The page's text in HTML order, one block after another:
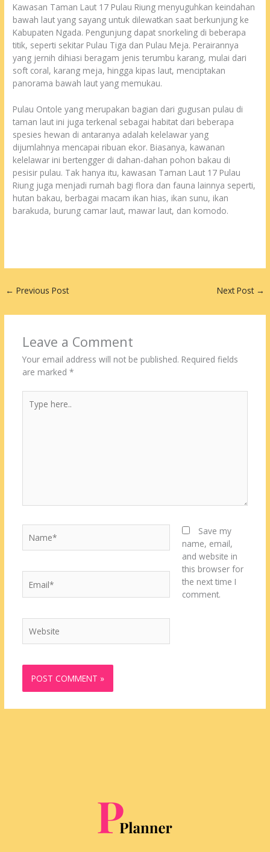
Kawasan Taman Laut 17 Pulau Riung menyuguhkan keindahan
bawah laut yang sayang untuk dilewatkan saat berkunjung ke
Kabupaten Ngada. Pengunjung dapat snorkeling di beberapa
titik, seperti sekitar Pulau Tiga dan Pulau Meja. Perairannya
yang jernih dihiasi beragam jenis terumbu karang, mulai dari
soft coral, karang meja, hingga kipas laut, menciptakan
panorama bawah laut yang memukau.
Pulau Ontole yang merupakan bagian dari gugusan pulau di
taman laut ini juga terkenal sebagai habitat dari beberapa
spesies hewan di antaranya adalah kelelawar yang
dijumlahnya mencapai ribuan ekor. Biasanya, kawanan
kelelawar ini bertengger di dahan-dahan pohon bakau di
pesisir pulau. Tak hanya itu, kawasan Taman Laut 17 Pulau
Riung juga menjadi rumah bagi flora dan fauna lainnya seperti,
hutan bakau, berbagai macam ikan hias, ikan sunu, ikan
barakuda, burung camar laut, mawar laut, dan komodo.
← Previous Post Next Post →
Leave a Comment
Your email address will not be published. Required fields
are marked *
here..
Save my
name, email,
and website in
this browser for
the next time I
comment.